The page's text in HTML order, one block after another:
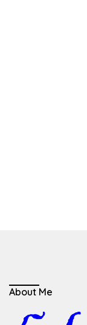
About Me